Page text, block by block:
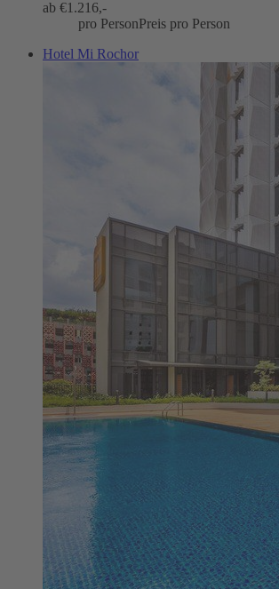
ab €1.216,-
pro PersonPreis pro Person
Hotel Mi Rochor